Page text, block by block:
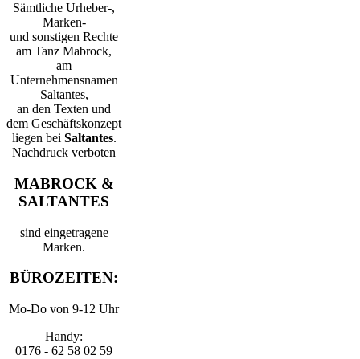
Sämtliche Urheber-,
Marken-
und sonstigen Rechte
am Tanz Mabrock,
am
Unternehmensnamen
Saltantes,
an den Texten und
dem Geschäftskonzept
liegen bei Saltantes.
Nachdruck verboten
MABROCK &
SALTANTES
sind eingetragene
Marken.
BÜROZEITEN:
Mo-Do von 9-12 Uhr
Handy:
0176 - 62 58 02 59